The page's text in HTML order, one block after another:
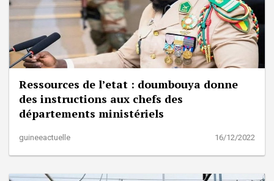
Ressources de l’etat : doumbouya donne
des instructions aux chefs des
départements ministériels
guineeactuelle 16/12/2022